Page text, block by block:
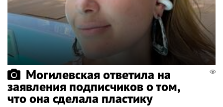
Могилевская ответила на
заявления подписчиков о том,
что она сделала пластику